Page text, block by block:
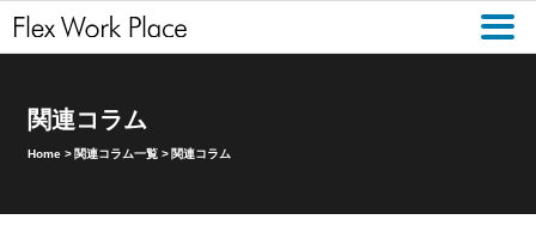
関連コラム
Home > 関連コラム一覧 > 関連コラム